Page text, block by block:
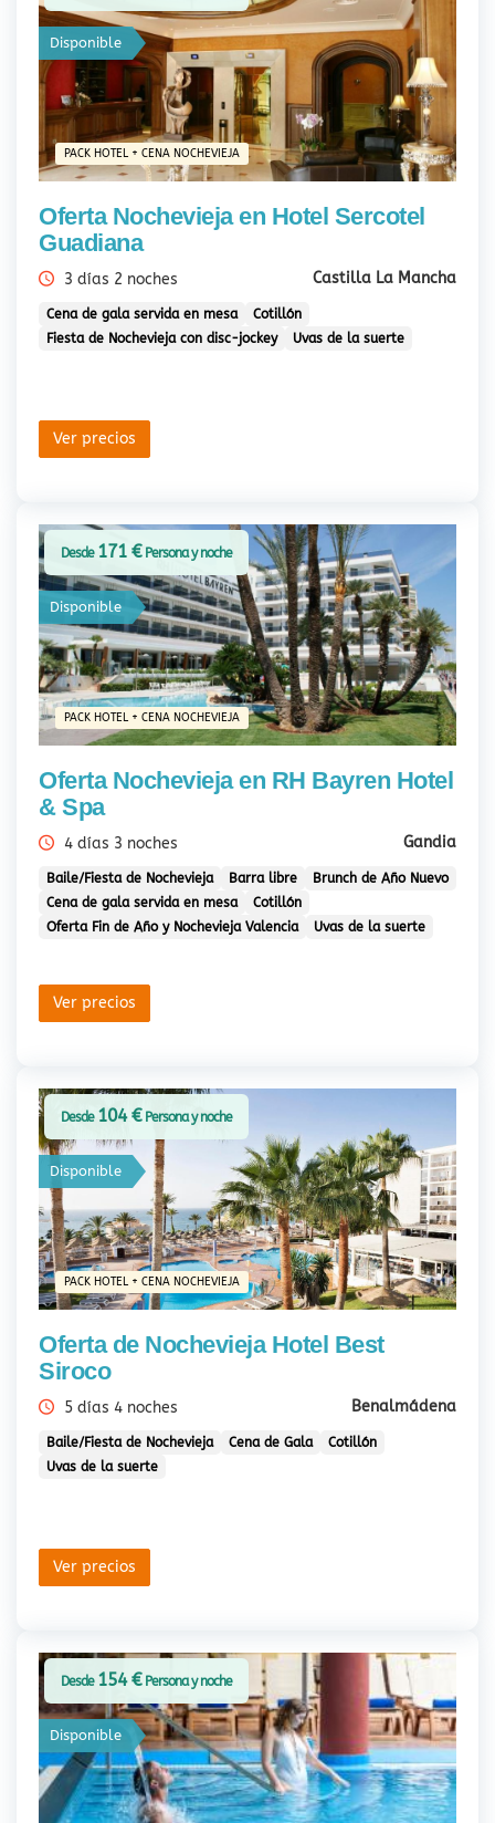
PACK HOTEL + CENA NOCHEVIEJA
Disponible
Oferta Nochevieja en Hotel Sercotel
Guadiana
3 días 2 noches Castilla La Mancha
Cena de gala servida en mesa
Cotillón
Fiesta de Nochevieja con disc-jockey
Uvas de la suerte
Ver precios
PACK HOTEL + CENA NOCHEVIEJA
Disponible
Oferta Nochevieja en RH Bayren Hotel
& Spa
4 días 3 noches Gandia
Baile/Fiesta de Nochevieja Barra libre
Brunch de Año Nuevo
Cena de gala servida en mesa
Cotillón
Oferta Fin de Año y Nochevieja Valencia
Uvas de la suerte
Ver precios
Desde 171 €Persona y noche
PACK HOTEL + CENA NOCHEVIEJA
Disponible
Oferta de Nochevieja Hotel Best
Siroco
5 días 4 noches Benalmádena
Baile/Fiesta de Nochevieja Cena de Gala
Cotillón
Uvas de la suerte
Ver precios
Desde 104 €Persona y noche
Disponible
Desde 154 €Persona y noche